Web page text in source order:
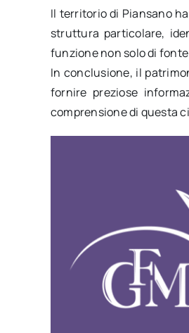
Il territorio di Piansano
struttura particolare,
funzione non solo di
In conclusione, il
fornire preziose
comprensione di questa